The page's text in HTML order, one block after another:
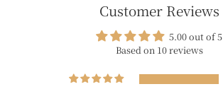
Customer Reviews
5.00 out of 5
Based on 10 reviews